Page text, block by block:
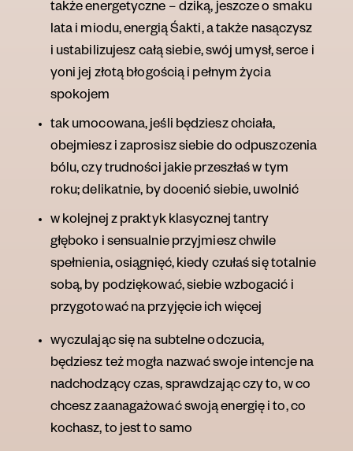
także energetyczne – dziką, jeszcze o smaku
lata i miodu,energią Śakti, a także nasączysz
i ustabilizujesz całąsiebie, swój umysł, serce i
yoni jej złotą błogością i pełnym życia
spokojem
tak umocowana, jeśli będziesz chciała,
obejmiesz i zaprosisz siebie do odpuszczenia
bólu, czy trudności jakie przeszłaś w tym
roku; delikatnie, by docenić siebie, uwolnić
w kolejnej z praktyk klasycznej tantry
głęboko i sensualnie przyjmiesz chwile
spełnienia, osiągnięć, kiedy czułaś się totalnie
sobą, by podziękować, siebie wzbogacić i
przygotować na przyjęcie ich więcej
wyczulając się na subtelne odczucia,
będziesz też mogła nazwać swoje intencje na
nadchodzący czas, sprawdzając czyto, w co
chcesz zaanagażować swoją energię i to, co
kochasz, to jest to samo